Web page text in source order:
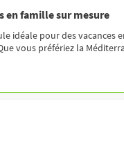
en famille sur mesure
idéale pour des vacances
vous préfériez la